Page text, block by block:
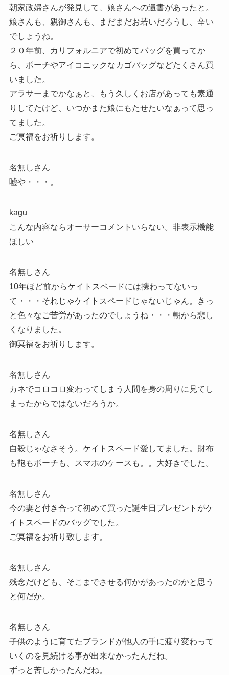
朝家政婦さんが発見して、娘さんへの遺書があったと。
娘さんも、親御さんも、まだまだお若いだろうし、辛い
でしょうね。
２０年前、カリフォルニアで初めてバッグを買ってか
ら、ポーチやアイコニックなカゴバッグなどたくさん買
いました。
アラサーまでかなぁと、もう久しくお店があっても素通
りしてたけど、いつかまた娘にもたせたいなぁって思っ
てました。
ご冥福をお祈りします。
名無しさん
嘘や・・・。
kagu
こんな内容ならオーサーコメントいらない。非表示機能
ほしい
名無しさん
10年ほど前からケイトスペードには携わってないっ
て・・・それじゃケイトスペードじゃないじゃん。きっ
と色々なご苦労があったのでしょうね・・・朝から悲し
くなりました。
御冥福をお祈りします。
名無しさん
カネでコロコロ変わってしまう人間を身の周りに見てし
まったからではないだろうか。
名無しさん
自殺じゃなさそう。ケイトスペード愛してました。財布
も鞄もポーチも、スマホのケースも。。大好きでした。
名無しさん
今の妻と付き合って初めて買った誕生日プレゼントがケ
イトスペードのバッグでした。
ご冥福をお祈り致します。
名無しさん
残念だけども、そこまでさせる何かがあったのかと思う
と何だか。
名無しさん
子供のように育てたブランドが他人の手に渡り変わって
いくのを見続ける事が出来なかったんだね。
ずっと苦しかったんだね。